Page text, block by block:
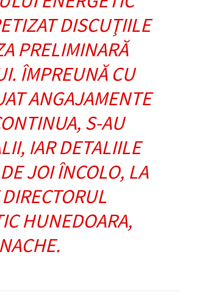
DISCUŢIILE
PRELIMINARĂ
ÎMPREUNĂ CU
ANGAJAMENTE
S-AU
IAR DETALIILE
JOI ÎNCOLO, LA
HUNEDOARA,